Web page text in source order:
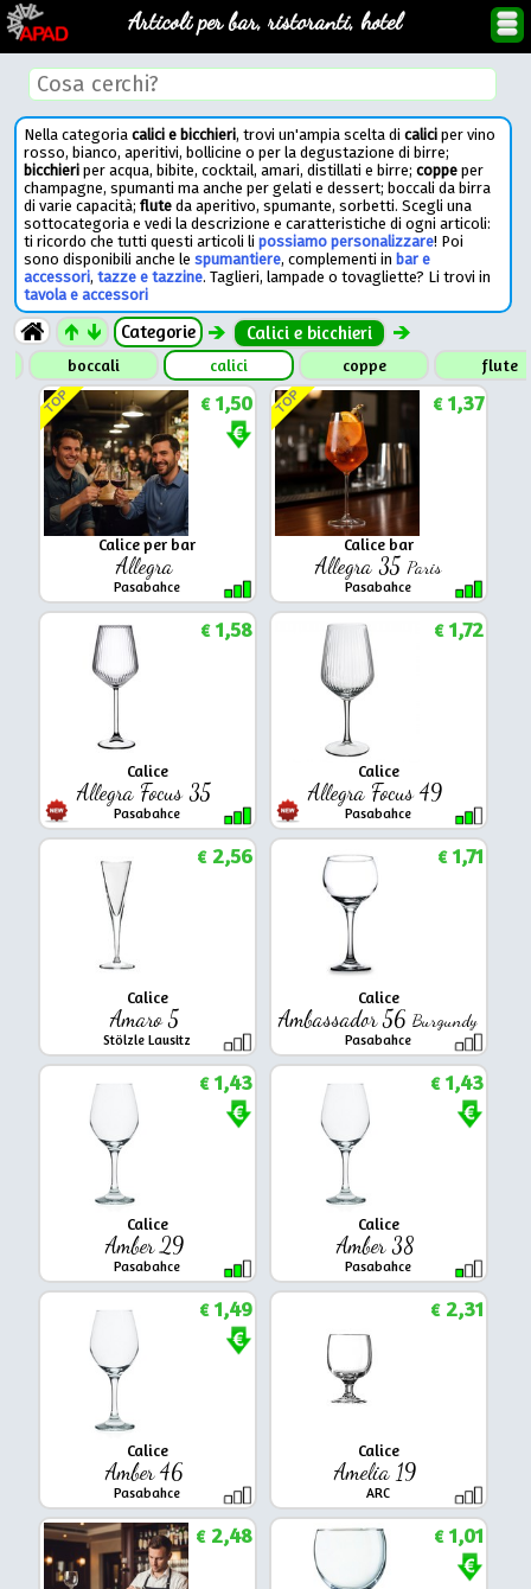
Articoli per bar, ristoranti, hotel
Nella categoria calici e bicchieri, trovi un'ampia scelta di caliciper vino
rosso, bianco, aperitivi, bollicine o per la degustazione di birre;
bicchieriper acqua, bibite, cocktail, amari, distillati e birre; coppeper
champagne, spumanti ma anche per gelati e dessert; boccali da birra
di varie capacità; fluteda aperitivo, spumante, sorbetti. Scegli una
sottocategoria e vedi la descrizione e caratteristiche di ogni articoli:
ti ricordo che tutti questi articoli li possiamo personalizzare! Poi
sono disponibili anche le spumantiere, complementi in bar e
accessori, tazze e tazzine. Taglieri, lampade o tovagliette? Li trovi in
tavola e accessori
Categorie Calici e bicchieri
boccali calici coppe flute
Calice per bar
Allegra
Pasabahce
TOP €1,50
Calice bar
Allegra 35 Paris
Pasabahce
TOP €1,37
Calice
Allegra Focus 35
Pasabahce
€1,58
Calice
Allegra Focus 49
Pasabahce
€1,72
Calice
Amaro 5
Stölzle Lausitz
€2,56
Calice
Ambassador 56Burgundy
Pasabahce
€1,71
Calice
Amber 29
Pasabahce
€1,43
Calice
Amber 38
Pasabahce
€1,43
Calice
Amber 46
Pasabahce
€1,49
Calice
Amelia 19
ARC
€2,31
€2,48 €1,01